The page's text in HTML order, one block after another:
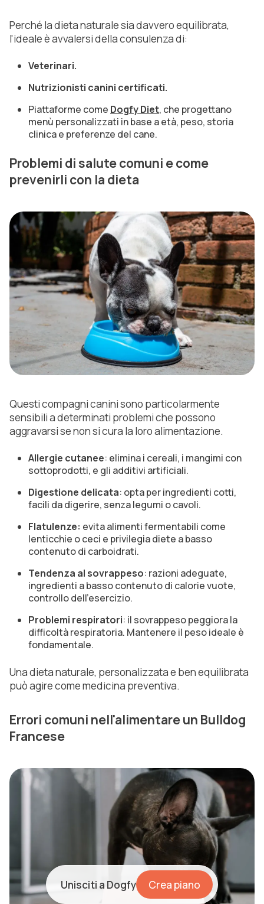
Perché la dieta naturale sia davvero equilibrata,
l'ideale è avvalersi della consulenza di:
Veterinari.
Nutrizionisti canini certificati.
Piattaforme come Dogfy Diet, che progettano
menù personalizzati in base a età, peso, storia
clinica e preferenze del cane.
Problemi di salute comuni e come
prevenirli con la dieta
Questi compagni canini sono particolarmente
sensibili a determinati problemi che possono
aggravarsi se non si cura la loro alimentazione.
Allergie cutanee: elimina i cereali, i mangimi con
sottoprodotti, e gli additivi artificiali.
Digestione delicata: opta per ingredienti cotti,
facili da digerire, senza legumi o cavoli.
Flatulenze: evita alimenti fermentabili come
lenticchie o ceci e privilegia diete a basso
contenuto di carboidrati.
Tendenza al sovrappeso: razioni adeguate,
ingredienti a basso contenuto di calorie vuote,
controllo dell'esercizio.
Problemi respiratori: il sovrappeso peggiora la
difficoltà respiratoria. Mantenere il peso ideale è
fondamentale.
Una dieta naturale, personalizzata e ben equilibrata
può agire come medicina preventiva.
Errori comuni nell'alimentare un Bulldog
Francese
Unisciti a Dogfy Crea piano